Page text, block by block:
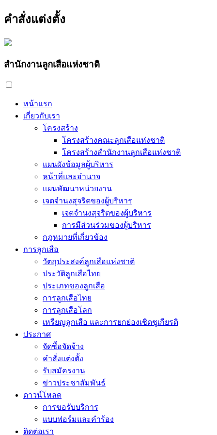
คำสั่งแต่งตั้ง
สำนักงานลูกเสือแห่งชาติ
หน้าแรก
เกี่ยวกับเรา
โครงสร้าง
โครงสร้างคณะลูกเสือแห่งชาติ
โครงสร้างสำนักงานลูกเสือแห่งชาติ
แผนผังข้อมูลผู้บริหาร
หน้าที่และอำนาจ
แผนพัฒนาหน่วยงาน
เจตจำนงสุจริตของผู้บริหาร
เจตจำนงสุจริตของผู้บริหาร
การมีส่วนร่วมของผู้บริหาร
กฎหมายที่เกี่ยวข้อง
การลูกเสือ
วัตถุประสงค์ลูกเสือแห่งชาติ
ประวัติลูกเสือไทย
ประเภทของลูกเสือ
การลูกเสือไทย
การลูกเสือโลก
เหรียญลูกเสือ และการยกย่องเชิดชูเกียรติ
ประกาศ
จัดซื้อจัดจ้าง
คำสั่งแต่งตั้ง
รับสมัครงาน
ข่าวประชาสัมพันธ์
ดาวน์โหลด
การขอรับบริการ
แบบฟอร์มและคำร้อง
ติดต่อเรา